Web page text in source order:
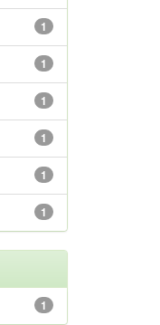
1
1
1
1
1
1
1